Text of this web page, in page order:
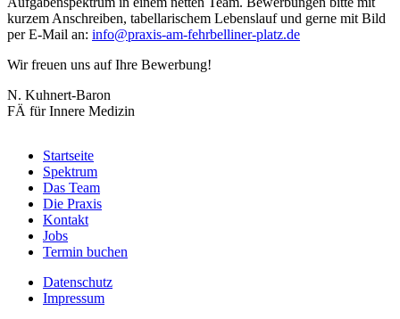
kurzem Anschreiben, tabellarischem Lebenslauf und gerne mit Bild
per E-Mail an: info@praxis-am-fehrbelliner-platz.de
Wir freuen uns auf Ihre Bewerbung!
N. Kuhnert-Baron
FÄ für Innere Medizin
Hauptnavigation
Startseite
Spektrum
Das Team
Die Praxis
Kontakt
Jobs
Termin buchen
Fußzeile
Datenschutz
Impressum